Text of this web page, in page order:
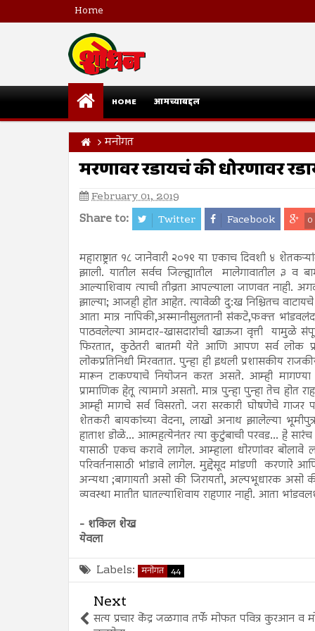
Home
HOME आमच्याबद्दल
मनोगत
मरणावर रडायचं की धोरणावर
February 01, 2019
Share to: Twitter Facebook 0
महाराष्ट्रात १८ जानेवारी २०१९ या एकाच दिवशी ४
झाली. यातील सर्वच जिल्ह्यातील मालेगावातील ३
आल्याशिवाय त्याची तीव्रता आपल्याला जाणवत नाही.
झाल्या; आजही होत आहेत. त्यावेळी दु:ख निश्चितच
आता मात्र नापिकी,अस्मानीसुलतानी संकटे,फक्त
पाठवलेल्या आमदार-खासदारांची खाऊजा वृत्ती यामुळे
फिरतात, कुठेतरी बातमी येते आणि आपण सर्व लोक
लोकप्रतिनिधी मिरवतात. पुन्हा ही इथली प्रशासकीय
मारून टाकण्याचे नियोजन करत असते. आम्ही मागण्या
प्रामाणिक हेतू त्यामागे असतो. मात्र पुन्हा पुन्हा तेच
आम्ही मागचे सर्व विसरतो. जरा सरकारी घोषणेचे
शेतकरी बायकांच्या वेदना, लाखो अनाथ झालेल्या
हाताश डोळे... आत्महत्येनंतर त्या कुटुंबाची परवड... हे
यासाठी एकच करावे लागेल. आम्हाला धोरणांवर बोलावे
परिवर्तनासाठी भांडावे लागेल. मुद्देसूद मांडणी करणारे
अन्यथा ;बागायती असो की जिरायती, अल्पभूधारक असो
व्यवस्था मातीत घातल्याशिवाय राहणार नाही. आता
- शकिल शेख
येवला
Labels: मनोगत 44
Next
सत्य प्रचार केंद्र जळगाव तर्फे मोफत पवित्र कुरआन व